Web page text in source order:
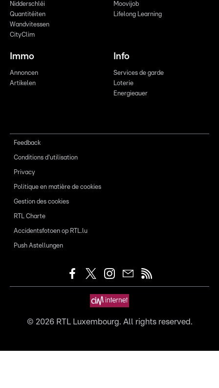
Nidderschléi
Quantitéiten
Wandvitessen
CityClim
Moovijob
Lifelong Learning
Immo
Annoncen
Artikelen
Info
Services de garde
Loterie
Energieauer
Feedback
Conditions d'utilisation
Privacy
Politique en matière de cookies
Gestion des cookies
RTL Charte
Accidentsfotoen op RTL.lu
Push Astellungen
© 2026RTL Luxembourg. All rights reserved.